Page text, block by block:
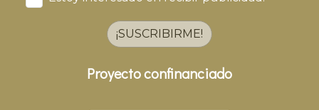
¡SUSCRIBIRME!
Proyecto confinanciado